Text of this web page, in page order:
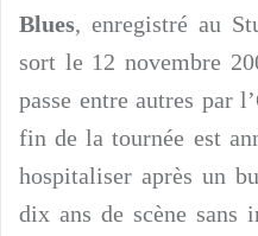
Blues, enregistré au
sort le 12 novembre
passe entre autres par
fin de la tournée est
hospitaliser après un
dix ans de scène sans